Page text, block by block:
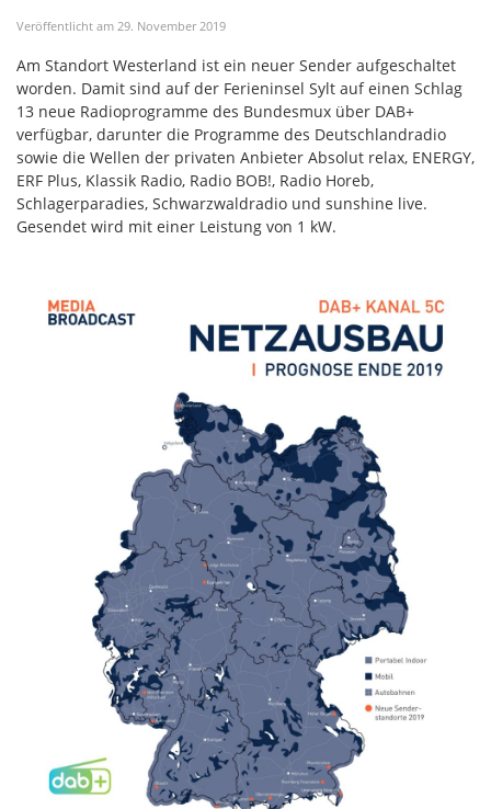
Veröffentlicht am 29. November 2019
Am Standort Westerland ist ein neuer Sender aufgeschaltet
worden. Damit sind auf der Ferieninsel Sylt auf einen Schlag
13 neue Radioprogramme des Bundesmux über DAB+
verfügbar, darunter die Programme des Deutschlandradio
sowie die Wellen der privaten Anbieter Absolut relax, ENERGY,
ERF Plus, Klassik Radio, Radio BOB!, Radio Horeb,
Schlagerparadies, Schwarzwaldradio und sunshine live.
Gesendet wird mit einer Leistung von 1 kW.